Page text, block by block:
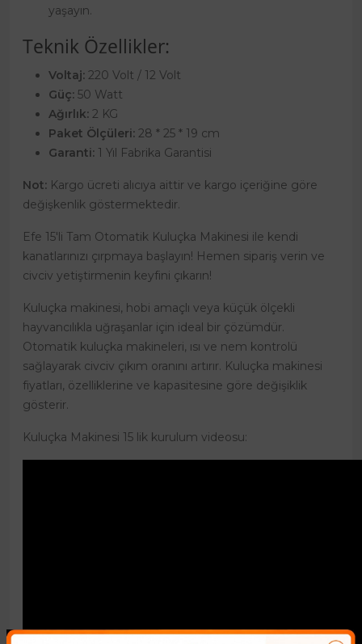
yaşayın.
Teknik Özellikler:
Voltaj: 220 Volt / 12 Volt
Güç: 50 Watt
Ağırlık: 2 KG
Paket Ölçüleri: 28 * 25 * 19 cm
Garanti: 1 Yıl Fabrika Garantisi
Not: Kargo ücreti alıcıya aittir ve kargo içeriğine göre
değişkenlik göstermektedir.
Efe 15'li Tam Otomatik Kuluçka Makinesi ile kendi
kanatlarınızı çırpmaya başlayın! Hemen sipariş verin ve
civciv yetiştirmenin keyfini çıkarın!
Kuluçka makinesi, hobi amaçlı veya küçük ölçekli
hayvancılıkla uğraşanlar için ideal bir çözümdür.
Otomatik kuluçka makineleri, ısı ve nem kontrolü
sağlayarak civciv çıkım oranını artırır. Kuluçka makinesi
fiyatları, özelliklerine ve kapasitesine göre değişiklik
gösterir.
Kuluçka Makinesi 15 lik kurulum videosu: